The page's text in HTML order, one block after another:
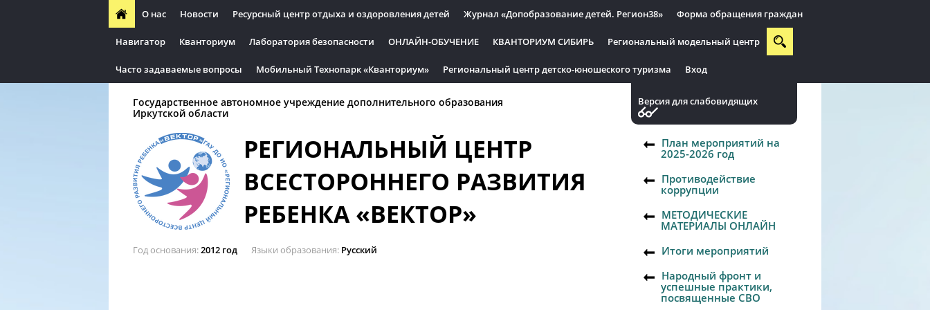
О нас Новости Ресурсный центр отдыха и оздоровления детей Журнал «Допобразование детей. Регион38» Форма обращения граждан
Навигатор Кванториум Лаборатория безопасности ОНЛАЙН-ОБУЧЕНИЕ КВАНТОРИУМ СИБИРЬ Региональный модельный центр
Часто задаваемые вопросы Мобильный Технопарк «Кванториум» Региональный центр детско-юношеского туризма Вход
Государственное автономное учреждение дополнительного образования
Иркутской области
РЕГИОНАЛЬНЫЙ ЦЕНТР
ВСЕСТОРОННЕГО РАЗВИТИЯ
РЕБЕНКА «ВЕКТОР»
Год основания 2012 год Языки образования Русский
Версия для слабовидящих
План мероприятий на
2025-2026 год
Противодействие
коррупции
МЕТОДИЧЕСКИЕ
МАТЕРИАЛЫ ОНЛАЙН
Итоги мероприятий
Народный фронт и
успешные практики,
посвященные СВО